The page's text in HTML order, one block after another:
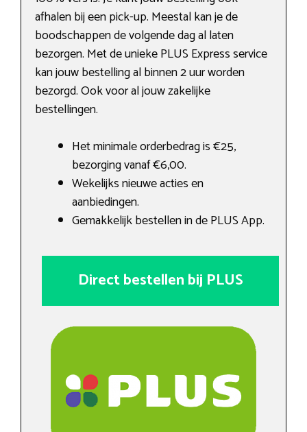
afhalen bij een pick-up. Meestal kan je de
boodschappen de volgende dag al laten
bezorgen. Met de unieke PLUS Express service
kan jouw bestelling al binnen 2 uur worden
bezorgd. Ook voor al jouw zakelijke
bestellingen.
Het minimale orderbedrag is €25,
bezorging vanaf €6,00.
Wekelijks nieuwe acties en
aanbiedingen.
Gemakkelijk bestellen in de PLUS App.
Direct bestellen bij PLUS